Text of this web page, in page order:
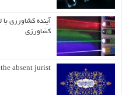
آینده کشاورزی
کشاورزی
the absent jurist